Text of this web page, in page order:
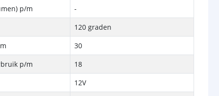
p/m
-
120 graden
30
p/m
18
12V